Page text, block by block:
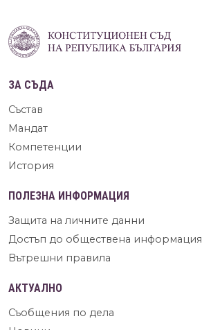
ЗА СЪДА
Състав
Мандат
Компетенции
История
ПОЛЕЗНА ИНФОРМАЦИЯ
Защита на личните данни
Достъп до обществена информация
Вътрешни правила
АКТУАЛНО
Съобщения по дела